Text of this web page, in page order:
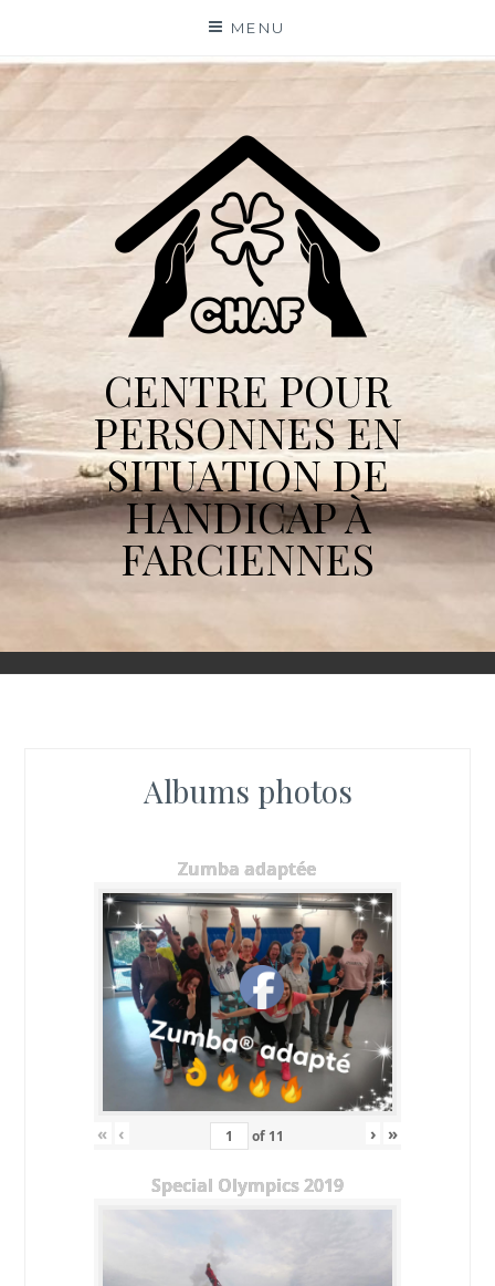
content
MENU
CENTRE POUR
PERSONNES EN
SITUATION DE
HANDICAP À
FARCIENNES
Albums photos
Zumba adaptée
« ‹ of 11 › »
Special Olympics 2019